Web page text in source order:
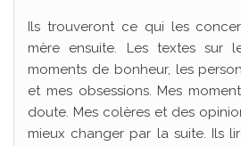
Ils trouveront ce qui les
mère ensuite. Les textes sur
moments de bonheur, les
et mes obsessions. Mes
doute. Mes colères et des
mieux changer par la suite. Ils